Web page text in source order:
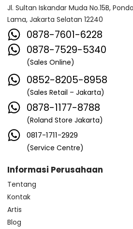
Jl. Sultan Iskandar Muda No.15B,
Lama, Jakarta Selatan 12240
0878-7601-6228
0878-7529-5340
(Sales Online)
0852-8205-8958
(Sales Retail – Jakarta)
0878-1177-8788
(Roland Store Jakarta)
0817-1711-2929
(Service Centre)
Informasi Perusahaan
Tentang
Kontak
Artis
Blog